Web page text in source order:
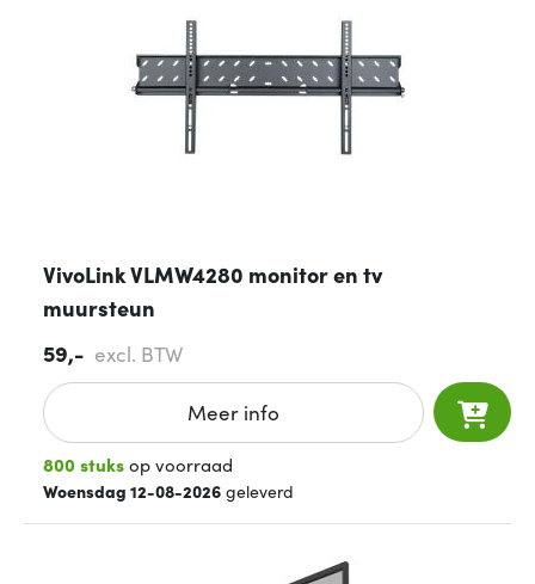
VivoLink VLMW4280 monitor en tv
muursteun
59,- excl. BTW
Meer info
800 stuksop voorraad
Woensdag 12-08-2026 geleverd